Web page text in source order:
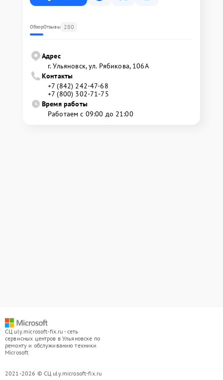
ОбзорОтзывы 280
Адрес
г. Ульяновск, ул. Рябикова, 106А
Контакты
+7 (842) 242-47-68
+7 (800) 302-71-75
Время работы
Работаем с 09:00 до 21:00
СЦ uly.microsoft-fix.ru - сеть
сервисных центров в Ульяновске по
ремонту и обслуживанию техники
Microsoft
2021-2026 © СЦ uly.microsoft-fix.ru